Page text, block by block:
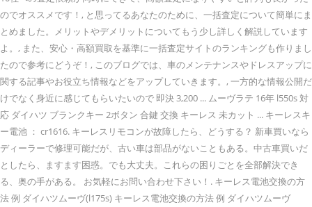
のでオススメです！, と思ってるあなたのために、一括査定について簡単にま
とめました。メリットやデメリットについてもう少し詳しく解説しています
よ。, また、安心・高額買取を基準に一括査定サイトのランキングも作りまし
たので参考にどうぞ！, このブログでは、車のメンテナンスやドレスアップに
関する記事やお役立ち情報などをアップしていきます。, 一方的な情報公開だ
けでなく身近に感じてもらいたいので 即決 3,200 ... ムーヴラテ 16年 l550s 対
応 ダイハツ ブランクキー 2ボタン 合鍵 交換 キーレス 未カット ... キーレスキ
ー電池 ： cr1616. キーレスリモコンが故障したら、どうする？ 新車買いなら
ディーラーで修理可能だが、古い車は部品がないこともある。中古車買いだ
としたら、ますます困惑。でも大丈夫。これらの困りごとを全部解決でき
る、奥の手がある。 お気軽にお問い合わせ下さい！. キーレス電池交換の方
法 例 ダイハツムーヴ(l175s) キーレス電池交換の方法 例 ダイハツムーヴ